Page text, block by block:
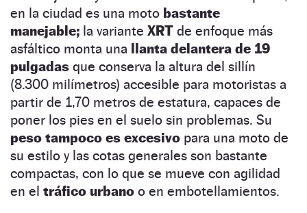
en la ciudad es una moto bastante
manejable; la variante XRT de enfoque más
asfáltico monta una llanta delantera de 19
pulgadas que conserva la altura del sillín
(8.300 milímetros) accesible para motoristas a
partir de 1,70 metros de estatura, capaces de
poner los pies en el suelo sin problemas. Su
peso tampoco es excesivo para una moto de
su estilo y las cotas generales son bastante
compactas, con lo que se mueve con agilidad
en el tráfico urbano o en embotellamientos.